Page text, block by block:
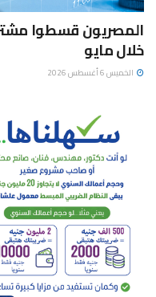
خلال مايو
الخميس 6 أغسطس 2026